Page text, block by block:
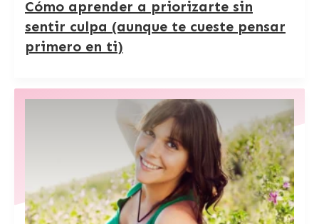
Cómo aprender a priorizarte sin
sentir culpa (aunque te cueste pensar
primero en ti)